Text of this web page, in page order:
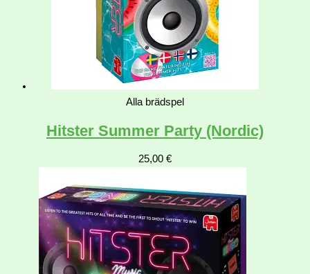
Alla brädspel
Hitster Summer Party (Nordic)
25,00 €